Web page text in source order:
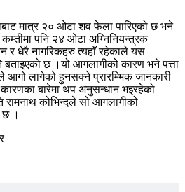
मात्र २० ओटा शव फेला पारिएको छ भने
पनि २४ ओटा अग्निनियन्त्रक
र धेरै नागरिकहरु त्यहाँ रहेकाले यस
बताइएको छ ।यो आगलागीको कारण भने पत्ता
आगो लागेको हुनसक्ने प्रारम्भिक जानकारी
बारेमा थप अनुसन्धान भइरहेको
रामनाथ कोभिन्दले सो आगलागीको
छ ।